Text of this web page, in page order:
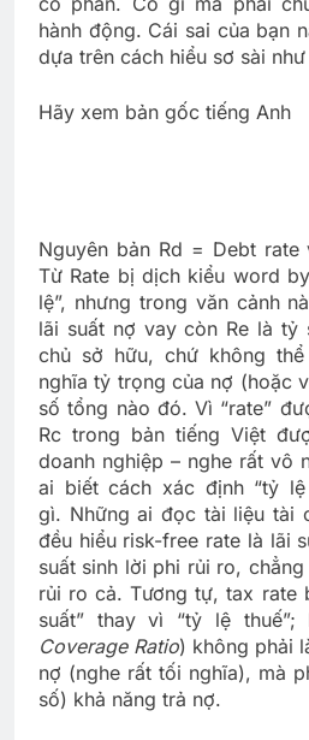
hành động. Cái sai của bạn
dựa trên cách hiểu sơ sài
Hãy xem bản gốc tiếng Anh
Nguyên bản Rd = Debt rate
Từ Rate bị dịch kiểu word
lệ”, nhưng trong văn cảnh
lãi suất nợ vay còn Re là tỷ
chủ sở hữu, chứ không
nghĩa tỷ trọng của nợ (hoặc
số tổng nào đó. Vì “rate”
Rc trong bản tiếng Việt
doanh nghiệp – nghe rất vô
ai biết cách xác định “tỷ lệ
gì. Những ai đọc tài liệu tài
đều hiểu risk-free rate là lãi
suất sinh lời phi rủi ro,
rủi ro cả. Tương tự, tax rate
suất” thay vì “tỷ lệ thuế”;
Coverage Ratio) không phải
nợ (nghe rất tối nghĩa), mà
số) khả năng trả nợ.